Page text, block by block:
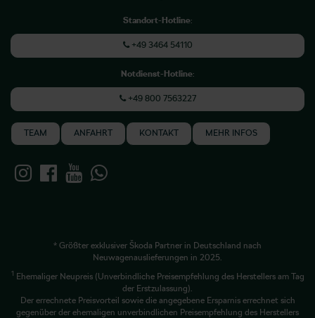
Standort-Hotline:
+49 3464 54110
Notdienst-Hotline:
+49 800 7563227
TEAM ANFAHRT KONTAKT MEHR INFOS
* Größter exklusiver Škoda Partner in Deutschland nach
Neuwagenauslieferungen in 2025.
1
Ehemaliger Neupreis (Unverbindliche Preisempfehlung des Herstellers am Tag
der Erstzulassung).
Der errechnete Preisvorteil sowie die angegebene Ersparnis errechnet sich
gegenüber der ehemaligen unverbindlichen Preisempfehlung des Herstellers